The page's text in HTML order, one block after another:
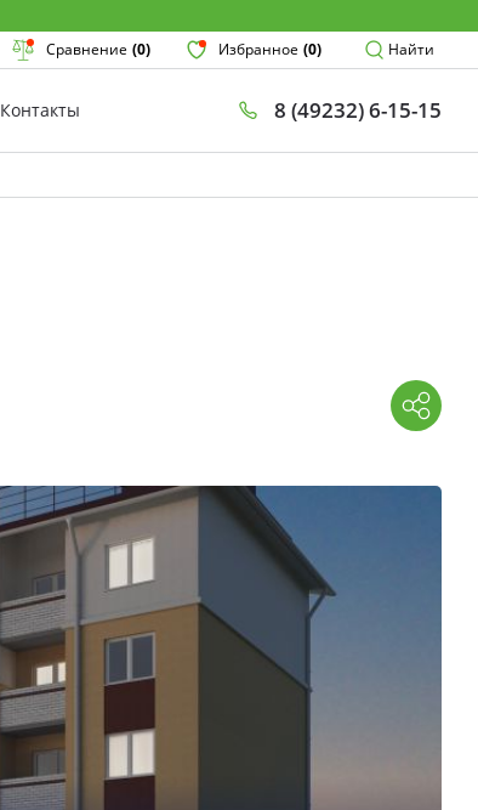
Сравнение (0) Избранное (0) Найти
Контакты 8 (49232) 6-15-15
×
Поиск